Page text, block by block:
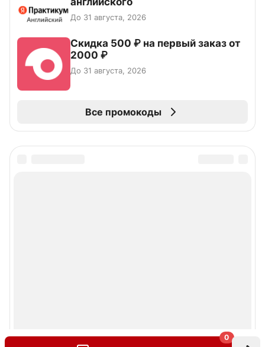
0
До 31 августа, 2026
Скидка 500 ₽ на первый заказ от
2000 ₽
До 31 августа, 2026
Все промокоды